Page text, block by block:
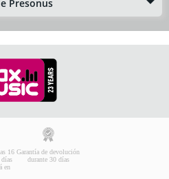
Presonus
16
en
Garantía de devolución
durante 30 días